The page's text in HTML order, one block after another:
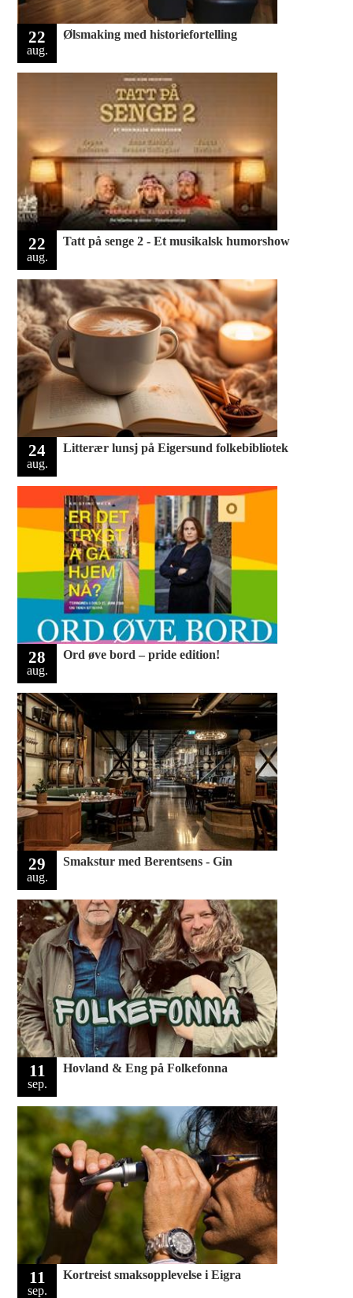
22
aug.
Ølsmaking med historiefortelling
22
aug.
Tatt på senge 2 - Et musikalsk humorshow
24
aug.
Litterær lunsj på Eigersund folkebibliotek
28
aug.
Ord øve bord – pride edition!
29
aug.
Smakstur med Berentsens - Gin
11
sep.
Hovland & Eng på Folkefonna
11
sep.
Kortreist smaksopplevelse i Eigra